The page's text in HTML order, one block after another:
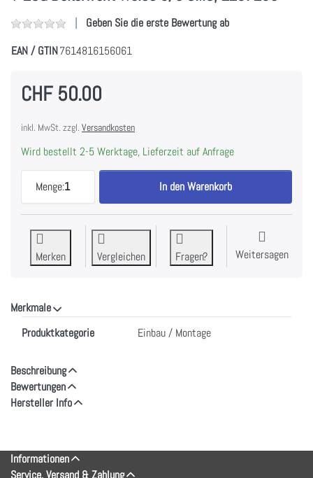
Geben Sie die erste Bewertung ab
EAN / GTIN7614816156061
CHF 50.00
inkl. MwSt. zzgl. Versandkosten
Wird bestellt 2-5 Werktage, Lieferzeit auf Anfrage
Menge:1
V-ZUG Dekorfront Weiss 5/6 SMS, 1287289 zu
In den Warenkorb
Merken Vergleichen Fragen? Weitersagen
Merkmale
Produktkategorie Einbau / Montage
Beschreibung
Bewertungen
Hersteller Info
Informationen
Service, Versand & Zahlung